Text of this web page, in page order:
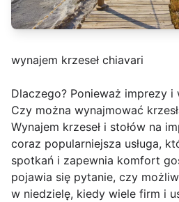
wynajem krzeseł chiavari
Dlaczego? Ponieważ imprezy i
Czy można wynajmować
Wynajem krzeseł i stołów na
coraz popularniejsza usługa,
spotkań i zapewnia komfort
pojawia się pytanie, czy
w niedzielę, kiedy wiele firm i